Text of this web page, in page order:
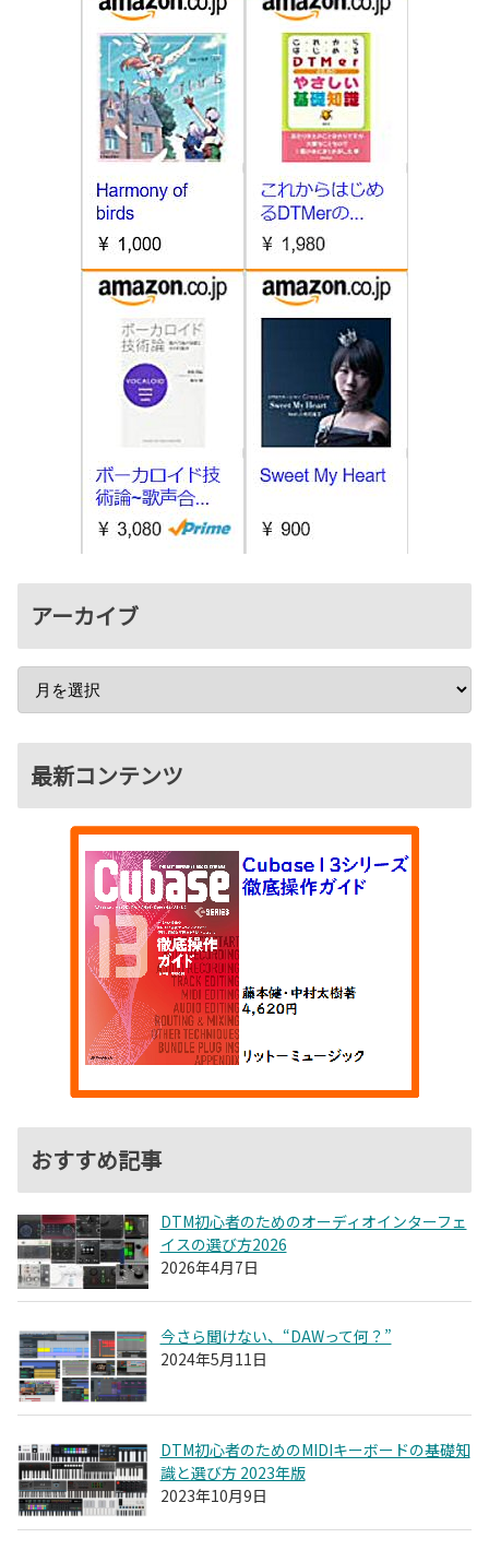
アーカイブ
最新コンテンツ
おすすめ記事
DTM初心者のためのオーディオインターフェ
イスの選び方2026
2026年4月7日
今さら聞けない、“DAWって何？”
2024年5月11日
DTM初心者のためのMIDIキーボードの基礎知
識と選び方 2023年版
2023年10月9日